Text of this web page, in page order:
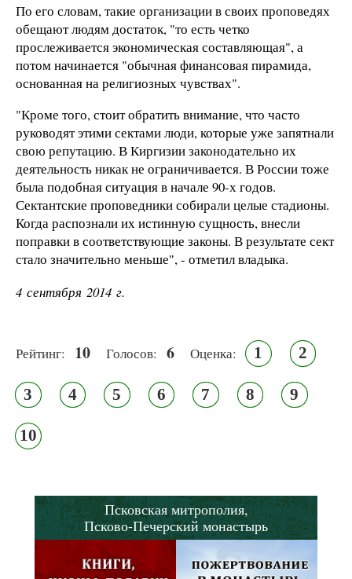
По его словам, такие организации в своих проповедях
обещают людям достаток, "то есть четко
прослеживается экономическая составляющая", а
потом начинается "обычная финансовая пирамида,
основанная на религиозных чувствах".
"Кроме того, стоит обратить внимание, что часто
руководят этими сектами люди, которые уже запятнали
свою репутацию. В Киргизии законодательно их
деятельность никак не ограничивается. В России тоже
была подобная ситуация в начале 90-х годов.
Сектантские проповедники собирали целые стадионы.
Когда распознали их истинную сущность, внесли
поправки в соответствующие законы. В результате сект
стало значительно меньше", - отметил владыка.
4 сентября 2014 г.
Рейтинг: 10 Голосов: 6 Оценка: 1 2
3 4 5 6 7 8 9
10
Псковская митрополия,
Псково-Печерский монастырь